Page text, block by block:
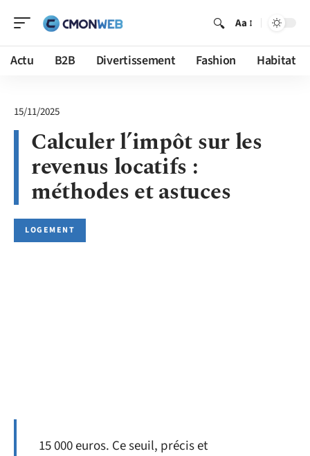
Aa
Actu B2B Divertissement Fashion Habitat
15/11/2025
Calculer l’impôt sur les
revenus locatifs :
méthodes et astuces
LOGEMENT
15 000 euros. Ce seuil, précis et